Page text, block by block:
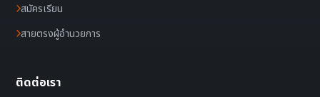
สมัครเรียน
สายตรงผู้อำนวยการ
ติดต่อเรา